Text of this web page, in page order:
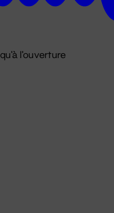
l'ouverture